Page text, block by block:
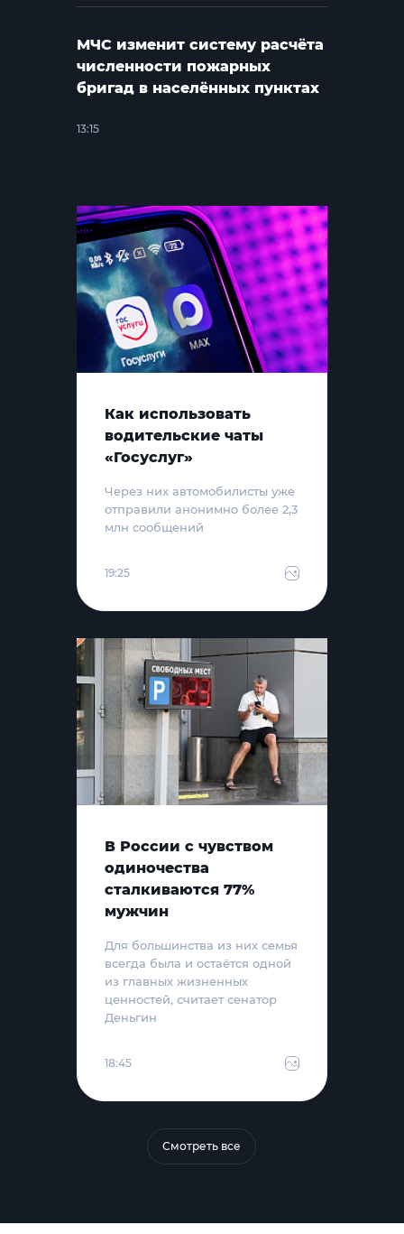
МЧС изменит систему расчёта
численности пожарных
бригад в населённых пунктах
13:15
Как использовать
водительские чаты
«Госуслуг»
Через них автомобилисты уже
отправили анонимно более 2,3
млн сообщений
19:25
В России с чувством
одиночества
сталкиваются 77%
мужчин
Для большинства из них семья
всегда была и остаётся одной
из главных жизненных
ценностей, считает сенатор
Деньгин
18:45
Смотреть все